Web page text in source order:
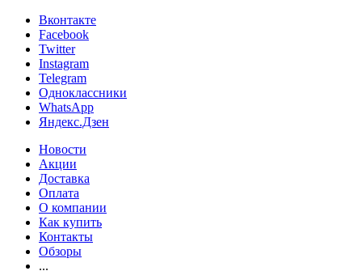
Вконтакте
Facebook
Twitter
Instagram
Telegram
Одноклассники
WhatsApp
Яндекс.Дзен
Новости
Акции
Доставка
Оплата
О компании
Как купить
Контакты
Обзоры
...